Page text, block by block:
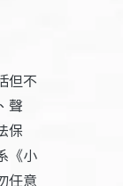
但不
聲
保
《小
任意